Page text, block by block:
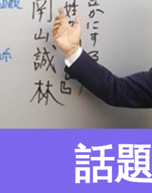
南山誠林について
漢字の語源
漢字の歴史
苗字100のルーツ
話